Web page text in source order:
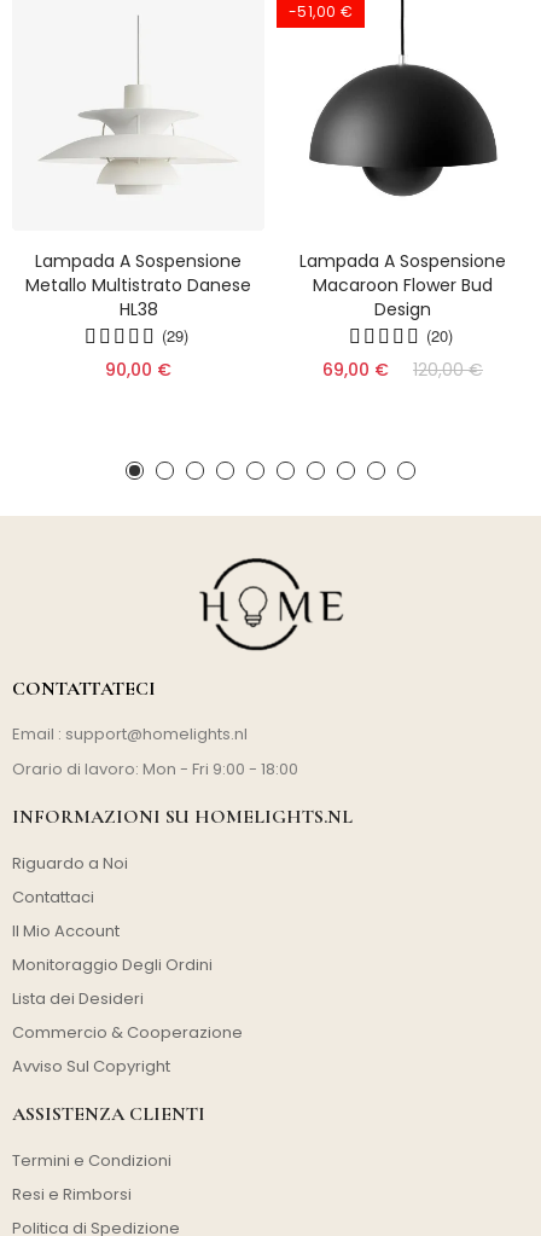
Lampada A Sospensione
Metallo Multistrato Danese
HL38
(29)
90,00 €
-51,00 €
Lampada A Sospensione
Macaroon Flower Bud
Design
(20)
69,00 € 120,00 €
CONTATTATECI
Email : support@homelights.nl
Orario di lavoro: Mon - Fri 9:00 - 18:00
INFORMAZIONI SU HOMELIGHTS.NL
Riguardo a Noi
Contattaci
Il Mio Account
Monitoraggio Degli Ordini
Lista dei Desideri
Commercio & Cooperazione
Avviso Sul Copyright
ASSISTENZA CLIENTI
Termini e Condizioni
Resi e Rimborsi
Politica di Spedizione